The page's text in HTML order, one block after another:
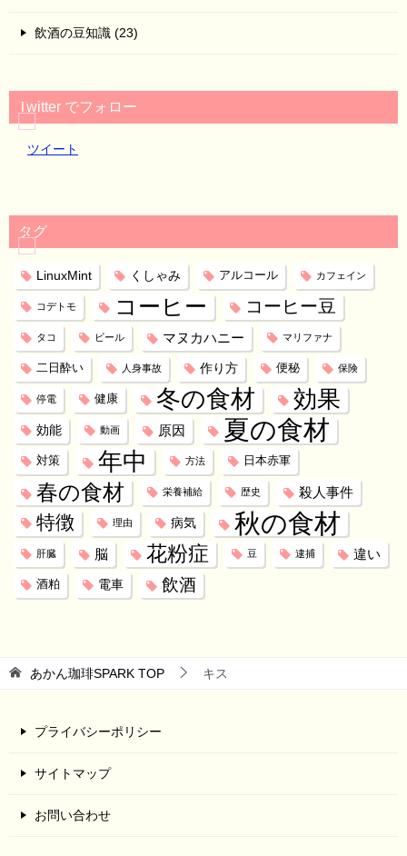
飲酒の豆知識 (23)
Twitter でフォロー
ツイート
タグ
LinuxMint くしゃみ アルコール カフェイン
コデトモ コーヒー コーヒー豆
タコ ビール マヌカハニー マリファナ
二日酔い 人身事故 作り方 便秘 保険
停電 健康 冬の食材 効果
効能 動画 原因 夏の食材
対策 年中 方法 日本赤軍
春の食材 栄養補給 歴史 殺人事件
特徴 理由 病気 秋の食材
肝臓 脳 花粉症 豆 逮捕 違い
酒粕 電車 飲酒
あかん珈琲SPARK TOP キス
プライバシーポリシー
サイトマップ
お問い合わせ